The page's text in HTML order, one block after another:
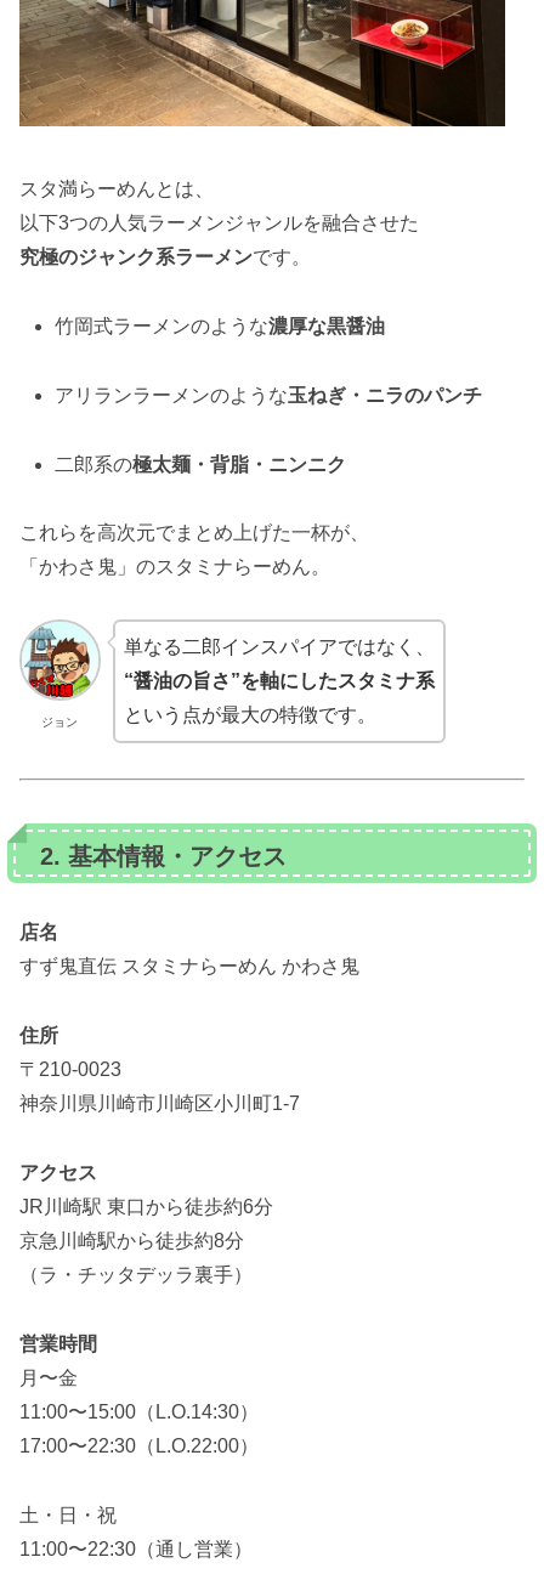
スタ満らーめんとは、
以下3つの人気ラーメンジャンルを融合させた
究極のジャンク系ラーメンです。
竹岡式ラーメンのような濃厚な黒醤油
アリランラーメンのような玉ねぎ・ニラのパンチ
二郎系の極太麺・背脂・ニンニク
これらを高次元でまとめ上げた一杯が、
「かわさ鬼」のスタミナらーめん。
ジョン
単なる二郎インスパイアではなく、
“醤油の旨さ”を軸にしたスタミナ系
という点が最大の特徴です。
2. 基本情報・アクセス
店名
すず鬼直伝 スタミナらーめん かわさ鬼
住所
〒210-0023
神奈川県川崎市川崎区小川町1-7
アクセス
JR川崎駅 東口から徒歩約6分
京急川崎駅から徒歩約8分
（ラ・チッタデッラ裏手）
営業時間
月〜金
11:00〜15:00（L.O.14:30）
17:00〜22:30（L.O.22:00）
土・日・祝
11:00〜22:30（通し営業）